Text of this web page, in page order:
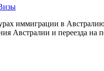
иммиграции в
Австралии и переезда на